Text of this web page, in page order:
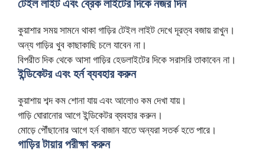
টেইল লাইট এবং ব্রেক লাইটের দিকে নজর দিন
কুয়াশার সময় সামনে থাকা গাড়ির টেইল লাইট দেখে দূরত্ব বজায় রাখুন।
অন্য গাড়ির খুব কাছাকাছি চলে যাবেন না।
বিপরীত দিক থেকে আসা গাড়ির হেডলাইটের দিকে সরাসরি তাকাবেন না।
ইন্ডিকেটর এবং হর্ন ব্যবহার করুন
কুয়াশায় শব্দ কম শোনা যায় এবং আলোও কম দেখা যায়।
গাড়ি ঘোরানোর আগে ইন্ডিকেটর ব্যবহার করুন।
মোড়ে পৌঁছানোর আগে হর্ন বাজান যাতে অন্যরা সতর্ক হতে পারে।
গাড়ির টায়ার পরীক্ষা করুন